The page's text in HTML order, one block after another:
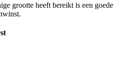
grootte heeft bereikt is een goede